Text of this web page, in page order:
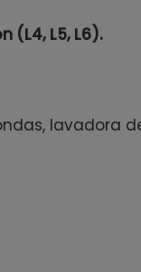
(L4, L5, L6).
lavadora